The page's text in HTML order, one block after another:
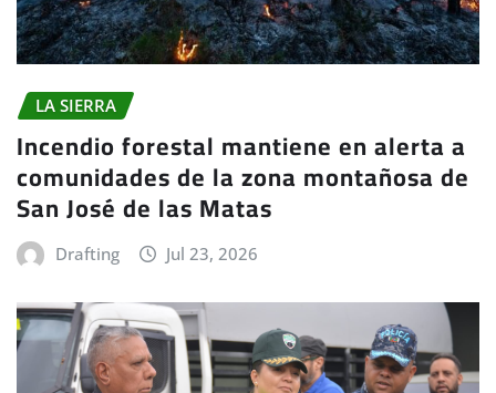
LA SIERRA
Incendio forestal mantiene en alerta a
comunidades de la zona montañosa de
San José de las Matas
Drafting Jul 23, 2026